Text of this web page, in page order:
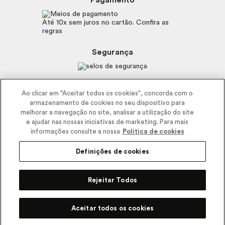
Código de defesa do consumidor
Trabalhe com a gente
Recomendações Covid19
Fale Conosco
E-mailAté 10x sem juros no cartão. Confira as
regras
Segurança
CEP 11900-000 | CNPJ/MF 11.137.051/0406-41 IE 574.066.180.111
Pode Confiar
Ao clicar em "Aceitar todos os cookies", concorda com o
armazenamento de cookies no seu dispositivo para
melhorar a navegação no site, analisar a utilização do site
e ajudar nas nossas iniciativas de marketing. Para mais
informações consulte a nossa
Politica de cookies
Definições de cookies
Rejeitar Todos
Aceitar todos os cookies